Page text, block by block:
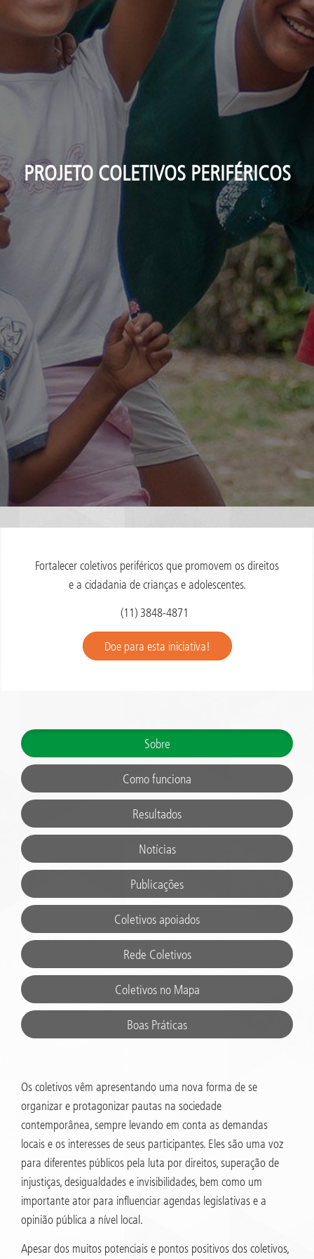
PROJETO COLETIVOS PERIFÉRICOS
Fortalecer coletivos periféricos que promovem os direitos
e a cidadania de crianças e adolescentes.
(11) 3848-4871
Doe para esta iniciativa!
Sobre
Como funciona
Resultados
Notícias
Publicações
Coletivos apoiados
Rede Coletivos
Coletivos no Mapa
Boas Práticas
Os coletivos vêm apresentando uma nova forma de se
organizar e protagonizar pautas na sociedade
contemporânea, sempre levando em conta as demandas
locais e os interesses de seus participantes. Eles são uma voz
para diferentes públicos pela luta por direitos, superação de
injustiças, desigualdades e invisibilidades, bem como um
importante ator para influenciar agendas legislativas e a
opinião pública a nível local.
Apesar dos muitos potenciais e pontos positivos dos coletivos,